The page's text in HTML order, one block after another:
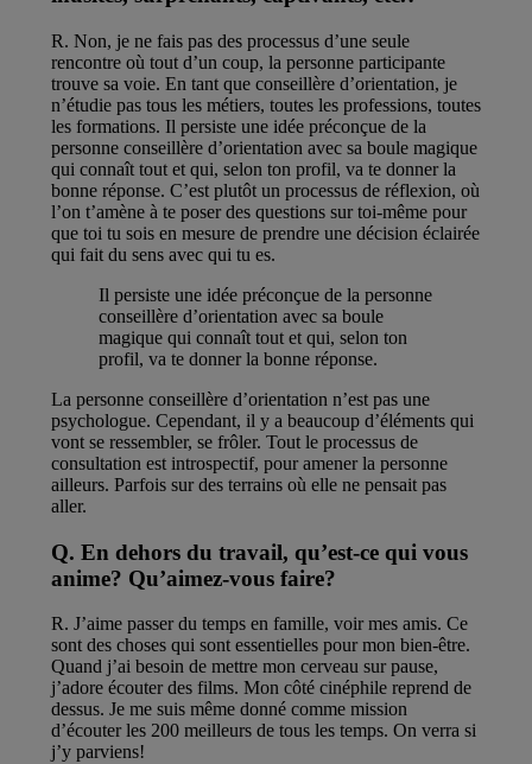
R. Non, je ne fais pas des processus d’une seule
rencontre où tout d’un coup, la personne participante
trouve sa voie. En tant que conseillère d’orientation, je
n’étudie pas tous les métiers, toutes les professions, toutes
les formations. Il persiste une idée préconçue de la
personne conseillère d’orientation avec sa boule magique
qui connaît tout et qui, selon ton profil, va te donner la
bonne réponse. C’est plutôt un processus de réflexion, où
l’on t’amène à te poser des questions sur toi-même pour
que toi tu sois en mesure de prendre une décision éclairée
qui fait du sens avec qui tu es.
Il persiste une idée préconçue de la personne
conseillère d’orientation avec sa boule
magique qui connaît tout et qui, selon ton
profil, va te donner la bonne réponse.
La personne conseillère d’orientation n’est pas une
psychologue. Cependant, il y a beaucoup d’éléments qui
vont se ressembler, se frôler. Tout le processus de
consultation est introspectif, pour amener la personne
ailleurs. Parfois sur des terrains où elle ne pensait pas
aller.
Q. En dehors du travail, qu’est-ce qui vous
anime? Qu’aimez-vous faire?
R. J’aime passer du temps en famille, voir mes amis. Ce
sont des choses qui sont essentielles pour mon bien-être.
Quand j’ai besoin de mettre mon cerveau sur pause,
j’adore écouter des films. Mon côté cinéphile reprend de
dessus. Je me suis même donné comme mission
d’écouter les 200 meilleurs de tous les temps. On verra si
j’y parviens!